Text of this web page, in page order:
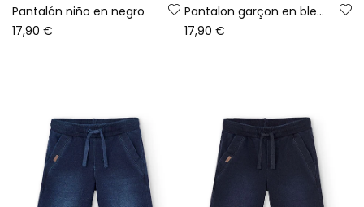
Pantalón niño en negro
17,90 €
Pantalon garçon en bleach
17,90 €